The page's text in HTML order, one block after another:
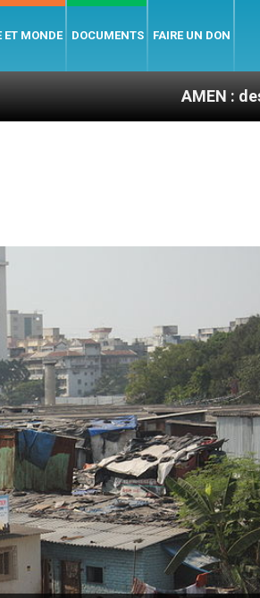
ET MONDE DOCUMENTS FAIRE UN DON
AMEN : des prêtres à